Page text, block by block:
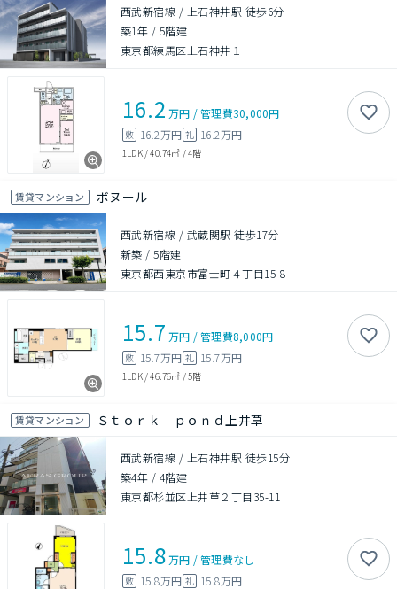
西武新宿線 / 上石神井駅 徒歩6分
築1年 / 5階建
東京都練馬区上石神井１
16.2 万円 /管理費30,000円
敷 16.2万円 礼 16.2万円
1LDK/40.74㎡ /4階
賃貸マンション ボヌール
西武新宿線 / 武蔵関駅 徒歩17分
新築 /5階建
東京都西東京市富士町４丁目15-8
15.7 万円 /管理費8,000円
敷 15.7万円 礼 15.7万円
1LDK/46.76㎡ /5階
賃貸マンション Ｓｔｏｒｋ ｐｏｎｄ上井草
西武新宿線 / 上石神井駅 徒歩15分
築4年 / 4階建
東京都杉並区上井草２丁目35-11
15.8万円 /管理費なし
敷 15.8万円 礼 15.8万円